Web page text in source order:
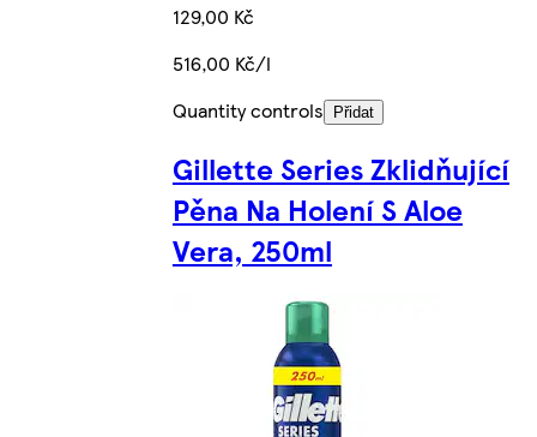
129,00 Kč
516,00 Kč/l
Quantity controls
Přidat
Gillette Series Zklidňující
Pěna Na Holení S Aloe
Vera, 250ml